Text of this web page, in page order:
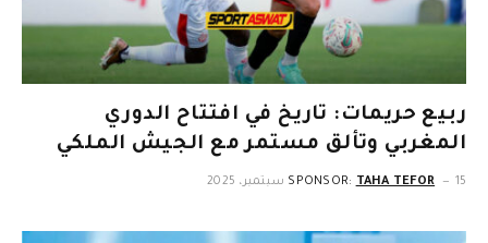
ربيع حريمات: تاريخ في افتتاح الدوري
المغربي وتألق مستمر مع الجيش الملكي
SPONSOR: TAHA TEFOR 15 سبتمبر، 2025